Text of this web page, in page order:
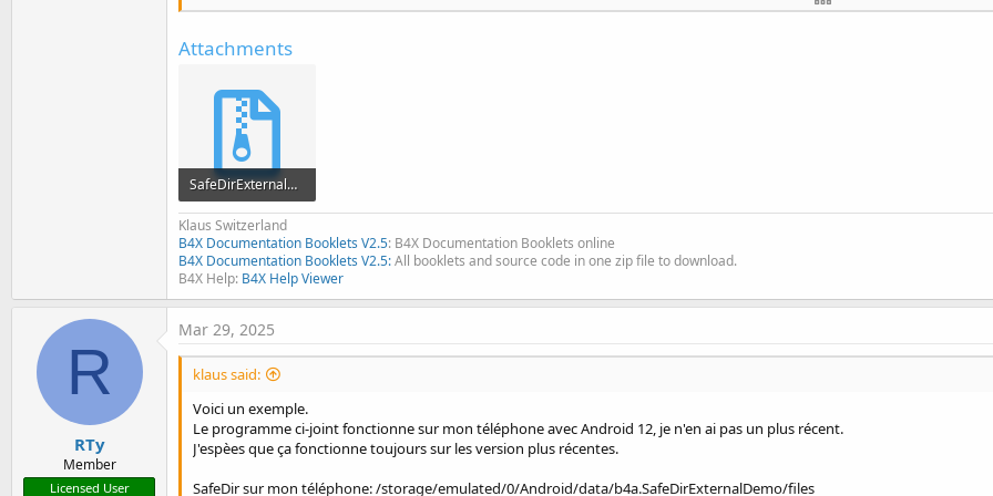
File.Copy(File.DirAssets, Fichier, SafeDir, Fichier)
End Sub
Sub Button1_Click
Private
    txt =
Log
End Sub
Attachments
SafeDirExternalDemo.zip
9.4 KB · Views: 251
Klaus Switzerland
B4X Documentation Booklets V2.5: B4X Documentation Booklets online
B4X Documentation Booklets V2.5:All booklets and source code in one zip file to download.
B4X Help: B4X Help Viewer
R
RTy
Member
Licensed User
Mar 29, 2025
klaus said:
Voici un exemple.
Le programme ci-joint fonctionne sur mon téléphone avec Android 12, je n'en ai pas un plus récent.
J'espèes que ça fonctionne toujours sur les version plus récentes.
SafeDir sur mon téléphone: /storage/emulated/0/Android/data/b4a.SafeDirExternalDemo/files